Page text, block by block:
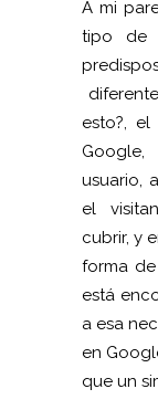
A mi
tipo de
esto?,
usuario,
el
cubrir, y
forma
está
a esa
en
que un